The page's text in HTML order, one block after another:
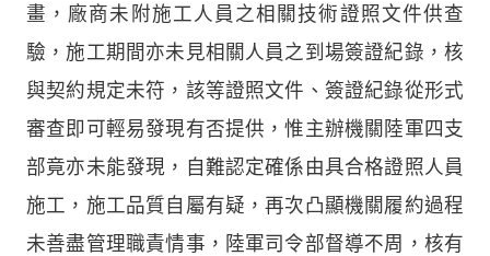
畫，廠商未附施工人員之相關技術證照文件供查
驗，施工期間亦未見相關人員之到場簽證紀錄，核
與契約規定未符，該等證照文件、簽證紀錄從形式
審查即可輕易發現有否提供，惟主辦機關陸軍四支
部竟亦未能發現，自難認定確係由具合格證照人員
施工，施工品質自屬有疑，再次凸顯機關履約過程
未善盡管理職責情事，陸軍司令部督導不周，核有